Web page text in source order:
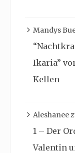
Mandys
Ikaria”
Kellen
Aleshanee
1 – Der
Valentin